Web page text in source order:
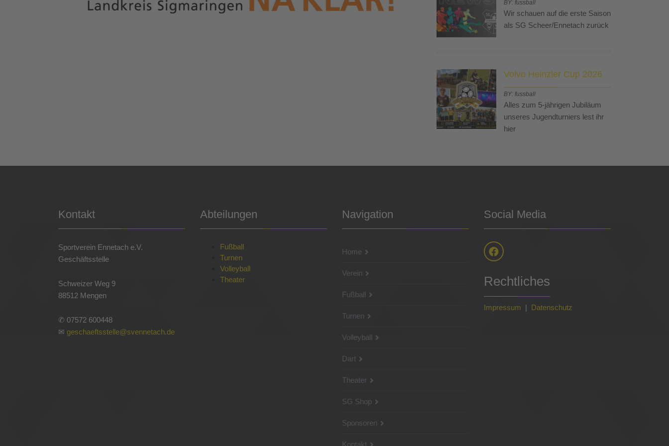
BY: fussball
Wir schauen auf die erste Saison
als SG Scheer/Ennetach zurück
Volvo Heinzler Cup 2026
BY: fussball
Alles zum 5-jährigen Jubiläum
unseres Jugendturniers lest ihr
hier
Kontakt
Sportverein Ennetach e.V.
Geschäftsstelle
Schweizer Weg 9
88512 Mengen
✆ 07572 600448
✉ geschaeftsstelle@svennetach.de
Abteilungen
Fußball
Turnen
Volleyball
Theater
Navigation
Home
Verein
Fußball
Turnen
Volleyball
Dart
Theater
SG Shop
Sponsoren
Kontakt
Social Media
Rechtliches
Impressum | Datenschutz